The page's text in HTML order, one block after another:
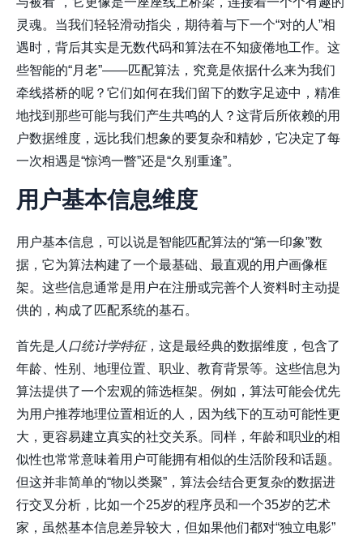
灵魂。当我们轻轻滑动指尖，期待着与下一个“对的人”相
遇时，背后其实是无数代码和算法在不知疲倦地工作。这
些智能的“月老”——匹配算法，究竟是依据什么来为我们
牵线搭桥的呢？它们如何在我们留下的数字足迹中，精准
地找到那些可能与我们产生共鸣的人？这背后所依赖的用
户数据维度，远比我们想象的要复杂和精妙，它决定了每
一次相遇是“惊鸿一瞥”还是“久别重逢”。
用户基本信息维度
用户基本信息，可以说是智能匹配算法的“第一印象”数
据，它为算法构建了一个最基础、最直观的用户画像框
架。这些信息通常是用户在注册或完善个人资料时主动提
供的，构成了匹配系统的基石。
首先是 人口统计学特征，这是最经典的数据维度，包含了
年龄、性别、地理位置、职业、教育背景等。这些信息为
算法提供了一个宏观的筛选框架。例如，算法可能会优先
为用户推荐地理位置相近的人，因为线下的互动可能性更
大，更容易建立真实的社交关系。同样，年龄和职业的相
似性也常常意味着用户可能拥有相似的生活阶段和话题。
但这并非简单的“物以类聚”，算法会结合更复杂的数据进
行交叉分析，比如一个25岁的程序员和一个35岁的艺术
家，虽然基本信息差异较大，但如果他们都对“独立电影”